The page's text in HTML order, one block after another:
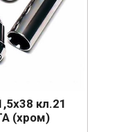
кл.21
(хром)